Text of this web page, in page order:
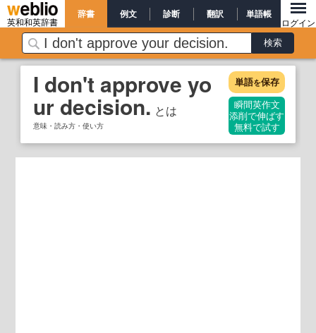
英和和英辞書
辞書 例文 診断 翻訳 単語帳
ログイン
I don't approve yo
ur decision. とは
意味・読み方・使い方
単語を保存
瞬間英作文
添削で伸ばす
無料で試す